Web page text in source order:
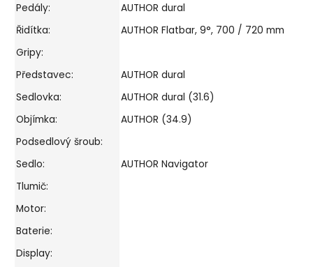
Pedály:
AUTHOR dural
Řidítka:
AUTHOR Flatbar, 9°, 700 / 720 mm
Gripy:
Představec:
AUTHOR dural
Sedlovka:
AUTHOR dural (31.6)
Objímka:
AUTHOR (34.9)
Podsedlový šroub:
Sedlo:
AUTHOR Navigator
Tlumič:
Motor:
Baterie:
Display: